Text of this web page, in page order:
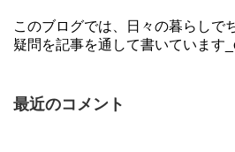
このブログでは、日々の暮らしで
疑問を記事を通して書いています
最近のコメント